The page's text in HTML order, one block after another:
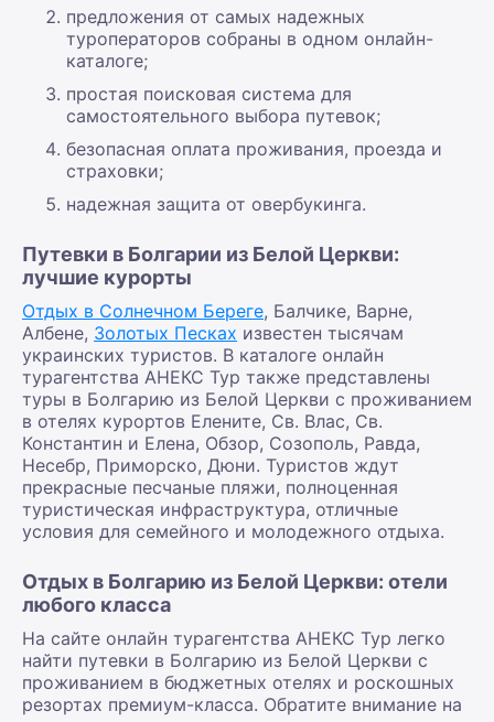
предложения от самых надежных
туроператоров собраны в одном онлайн-
каталоге;
простая поисковая система для
самостоятельного выбора путевок;
безопасная оплата проживания, проезда и
страховки;
надежная защита от овербукинга.
Путевки в Болгарии из Белой Церкви:
лучшие курорты
Отдых в Солнечном Береге, Балчике, Варне,
Албене, Золотых Песках известен тысячам
украинских туристов. В каталоге онлайн
турагентства АНЕКС Тур также представлены
туры в Болгарию из Белой Церкви с проживанием
в отелях курортов Елените, Св. Влас, Св.
Константин и Елена, Обзор, Созополь, Равда,
Несебр, Приморско, Дюни. Туристов ждут
прекрасные песчаные пляжи, полноценная
туристическая инфраструктура, отличные
условия для семейного и молодежного отдыха.
Отдых в Болгарию из Белой Церкви: отели
любого класса
На сайте онлайн турагентства АНЕКС Тур легко
найти путевки в Болгарию из Белой Церкви с
проживанием в бюджетных отелях и роскошных
резортах премиум-класса. Обратите внимание на